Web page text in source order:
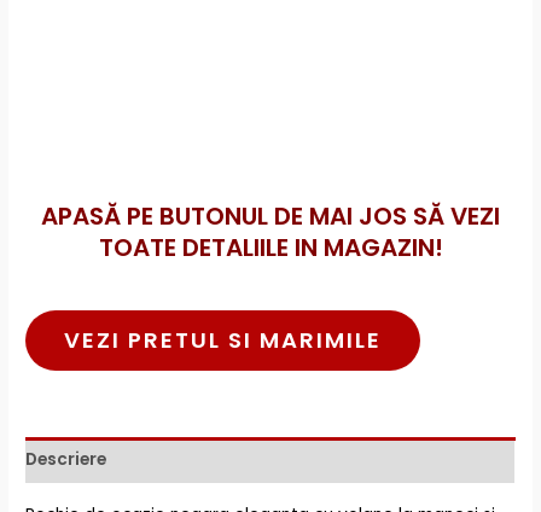
APASĂ PE BUTONUL DE MAI JOS SĂ VEZI
TOATE DETALIILE IN MAGAZIN!
VEZI PRETUL SI MARIMILE
Descriere